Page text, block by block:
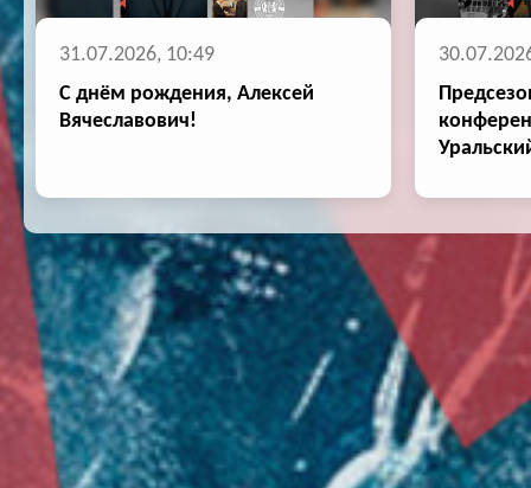
31.07.2026, 10:49
С днём рождения, Алексей
Вячеславович!